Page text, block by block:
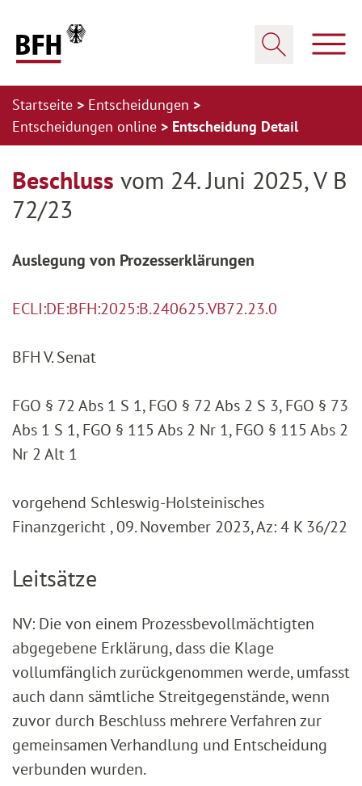
Startseite
Entscheidungen
Entscheidungen online
Entscheidung Detail
Beschluss vom 24. Juni 2025, V B
72/23
Auslegung von Prozesserklärungen
ECLI:DE:BFH:2025:B.240625.VB72.23.0
BFH V. Senat
FGO § 72 Abs 1 S 1, FGO § 72 Abs 2 S 3, FGO § 73
Abs 1 S 1, FGO § 115 Abs 2 Nr 1, FGO § 115 Abs 2
Nr 2 Alt 1
vorgehend Schleswig-Holsteinisches
Finanzgericht , 09. November 2023, Az: 4 K 36/22
Leitsätze
NV: Die von einem Prozessbevollmächtigten
abgegebene Erklärung, dass die Klage
vollumfänglich zurückgenommen werde, umfasst
auch dann sämtliche Streitgegenstände, wenn
zuvor durch Beschluss mehrere Verfahren zur
gemeinsamen Verhandlung und Entscheidung
verbunden wurden.